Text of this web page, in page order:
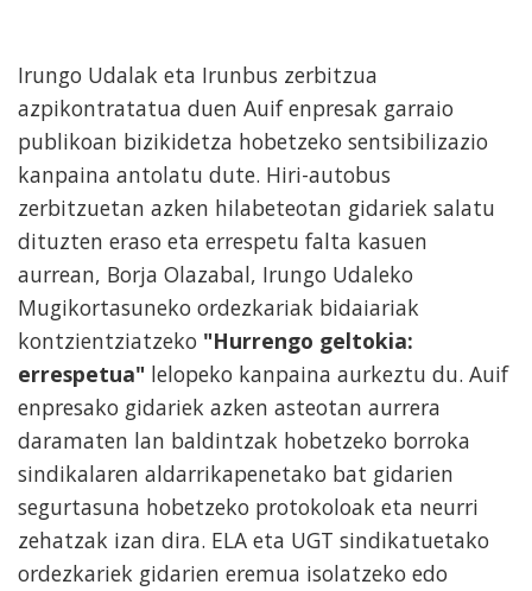
Irungo Udalak eta Irunbus zerbitzua
azpikontratatua duen Auif enpresak garraio
publikoan bizikidetza hobetzeko sentsibilizazio
kanpaina antolatu dute. Hiri-autobus
zerbitzuetan azken hilabeteotan gidariek salatu
dituzten eraso eta errespetu falta kasuen
aurrean, Borja Olazabal, Irungo Udaleko
Mugikortasuneko ordezkariak bidaiariak
kontzientziatzeko "Hurrengo geltokia:
errespetua" lelopeko kanpaina aurkeztu du. Auif
enpresako gidariek azken asteotan aurrera
daramaten lan baldintzak hobetzeko borroka
sindikalaren aldarrikapenetako bat gidarien
segurtasuna hobetzeko protokoloak eta neurri
zehatzak izan dira. ELA eta UGT sindikatuetako
ordezkariek gidarien eremua isolatzeko edo